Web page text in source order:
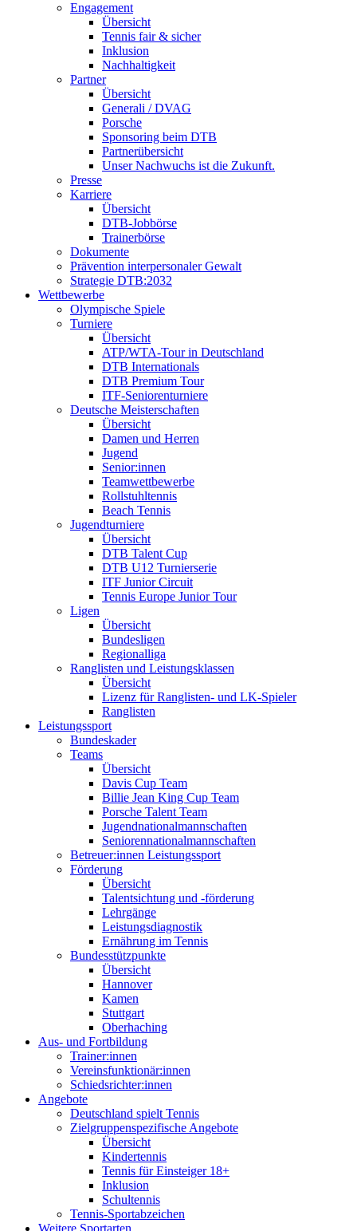
Engagement
Übersicht
Tennis fair & sicher
Inklusion
Nachhaltigkeit
Partner
Übersicht
Generali / DVAG
Porsche
Sponsoring beim DTB
Partnerübersicht
Unser Nachwuchs ist die Zukunft.
Presse
Karriere
Übersicht
DTB-Jobbörse
Trainerbörse
Dokumente
Prävention interpersonaler Gewalt
Strategie DTB:2032
Wettbewerbe
Olympische Spiele
Turniere
Übersicht
ATP/WTA-Tour in Deutschland
DTB Internationals
DTB Premium Tour
ITF-Seniorenturniere
Deutsche Meisterschaften
Übersicht
Damen und Herren
Jugend
Senior:innen
Teamwettbewerbe
Rollstuhltennis
Beach Tennis
Jugendturniere
Übersicht
DTB Talent Cup
DTB U12 Turnierserie
ITF Junior Circuit
Tennis Europe Junior Tour
Ligen
Übersicht
Bundesligen
Regionalliga
Ranglisten und Leistungsklassen
Übersicht
Lizenz für Ranglisten- und LK-Spieler
Ranglisten
Leistungssport
Bundeskader
Teams
Übersicht
Davis Cup Team
Billie Jean King Cup Team
Porsche Talent Team
Jugendnationalmannschaften
Seniorennationalmannschaften
Betreuer:innen Leistungssport
Förderung
Übersicht
Talentsichtung und -förderung
Lehrgänge
Leistungsdiagnostik
Ernährung im Tennis
Bundesstützpunkte
Übersicht
Hannover
Kamen
Stuttgart
Oberhaching
Aus- und Fortbildung
Trainer:innen
Vereinsfunktionär:innen
Schiedsrichter:innen
Angebote
Deutschland spielt Tennis
Zielgruppenspezifische Angebote
Übersicht
Kindertennis
Tennis für Einsteiger 18+
Inklusion
Schultennis
Tennis-Sportabzeichen
Weitere Sportarten